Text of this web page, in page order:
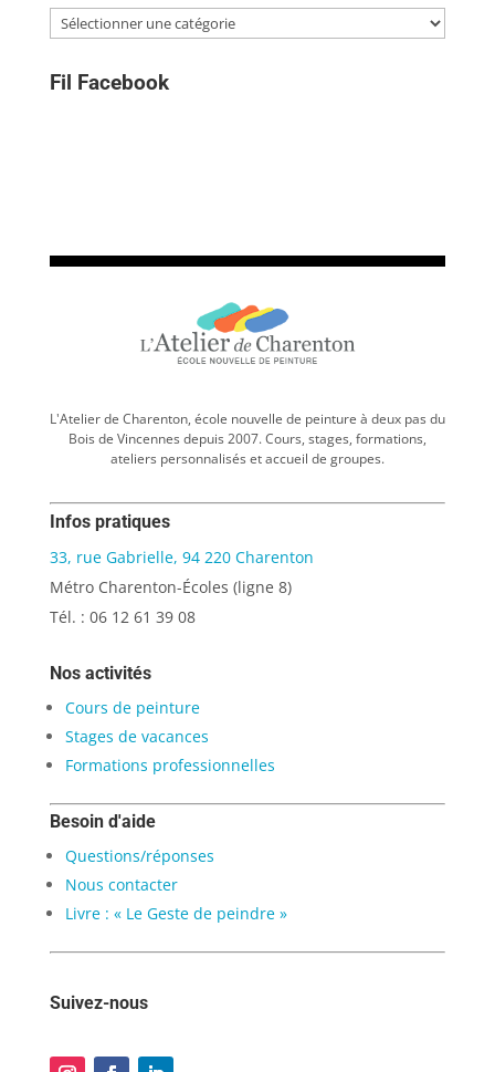
Catégories
Fil Facebook
L'Atelier de Charenton, école nouvelle de peinture à deux pas du
Bois de Vincennes depuis 2007. Cours, stages, formations,
ateliers personnalisés et accueil de groupes.
Infos pratiques
33, rue Gabrielle, 94 220 Charenton
Métro Charenton-Écoles (ligne 8)
Tél. : 06 12 61 39 08
Nos activités
Cours de peinture
Stages de vacances
Formations professionnelles
Besoin d'aide
Questions/réponses
Nous contacter
Livre : « Le Geste de peindre »
Suivez-nous